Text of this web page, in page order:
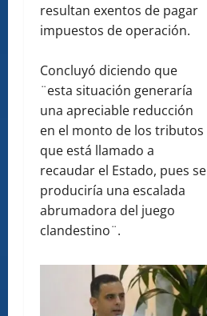
resultan exentos de pagar
impuestos de operación.
Concluyó diciendo que
¨esta situación generaría
una apreciable reducción
en el monto de los tributos
que está llamado a
recaudar el Estado, pues se
produciría una escalada
abrumadora del juego
clandestino¨.